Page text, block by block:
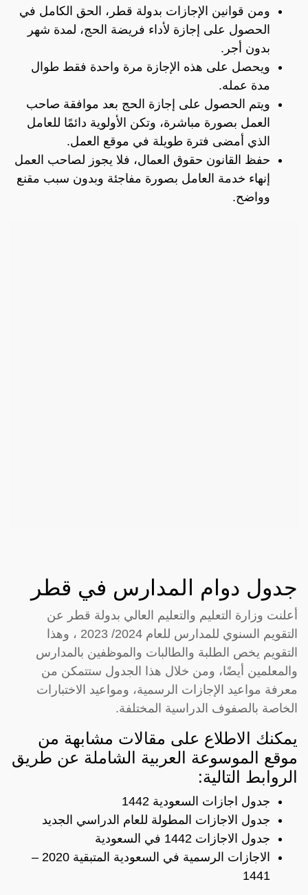
ومن قوانين الإجازات بدولة قطر، الحق الكامل في
الحصول على إجازة لأداء فريضة الحج، لمدة شهر
بدون أجر.
ويحصل على هذه الإجازة مرة واحدة فقط طوال
مدة عمله.
ويتم الحصول على إجازة الحج بعد موافقة صاحب
العمل بصورة مباشرة، وتكن الأولوية دائمًا للعامل
الذي أمضى فترة طويلة في موقع العمل.
حفظ القانون حقوق العمال، فلا يجوز لصاحب العمل
إنهاء خدمة العامل بصورة مفاجئة وبدون سبب مقنع
وواضح.
جدول دوام المدارس في قطر
أعلنت وزارة التعليم والتعليم العالي بدولة قطر عن
التقويم السنوي للمدارس للعام 2024/ 2023 ، وهذا
التقويم يخص الطلبة والطالبات والموظفين بالمدارس
والمعلمين أيضًا، ومن خلال هذا الجدول ستتمكن من
معرفة مواعيد الإجازات الرسمية، ومواعيد الاختبارات
الخاصة بالصفوف الدراسية المختلفة.
يمكنك الاطلاع على مقالات مشابهة من
موقع الموسوعة العربية الشاملة عن طريق
الروابط التالية:
جدول اجازات السعودية 1442
جدول الاجازات المطولة للعام الدراسي الجديد
جدول الاجازات 1442 في السعودية
الاجازات الرسمية في السعودية المتبقية 2020 –
1441